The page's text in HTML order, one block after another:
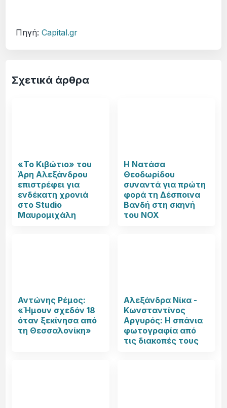
Πηγή:Capital.gr
Σχετικά άρθρα
«Το Κιβώτιο» του
Άρη Αλεξάνδρου
επιστρέφει για
ενδέκατη χρονιά
στο Studio
Μαυρομιχάλη
Η Νατάσα
Θεοδωρίδου
συναντά για πρώτη
φορά τη Δέσποινα
Βανδή στη σκηνή
του NOX
Αντώνης Ρέμος:
«Ήμουν σχεδόν 18
όταν ξεκίνησα από
τη Θεσσαλονίκη»
Αλεξάνδρα Νίκα -
Κωνσταντίνος
Αργυρός: Η σπάνια
φωτογραφία από
τις διακοπές τους